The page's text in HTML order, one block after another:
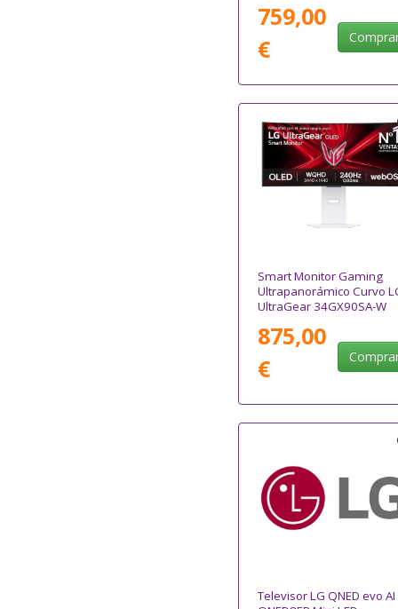
759,00
€
Smart Monitor Gaming
Ultrapanorámico Curvo
UltraGear 34GX90SA-W
0.03ms/ 240Hz/ OLED/
Regulable en altura/
TV/ Blanco
875,00
€
Televisor LG QNED evo AI